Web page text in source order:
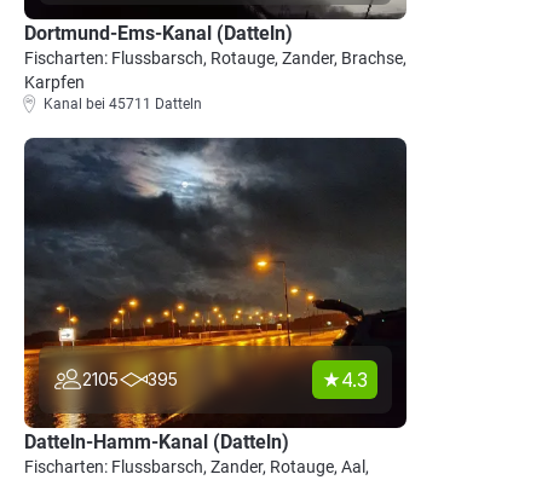
Dortmund-Ems-Kanal (Datteln)
Fischarten: Flussbarsch, Rotauge, Zander, Brachse,
Karpfen
Kanal bei 45711 Datteln
2105 395 4.3
Datteln-Hamm-Kanal (Datteln)
Fischarten: Flussbarsch, Zander, Rotauge, Aal,